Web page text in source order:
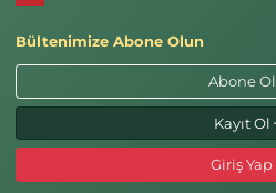
Bültenimize Abone Olun
Abone Ol
Kayıt Ol
Giriş Yap